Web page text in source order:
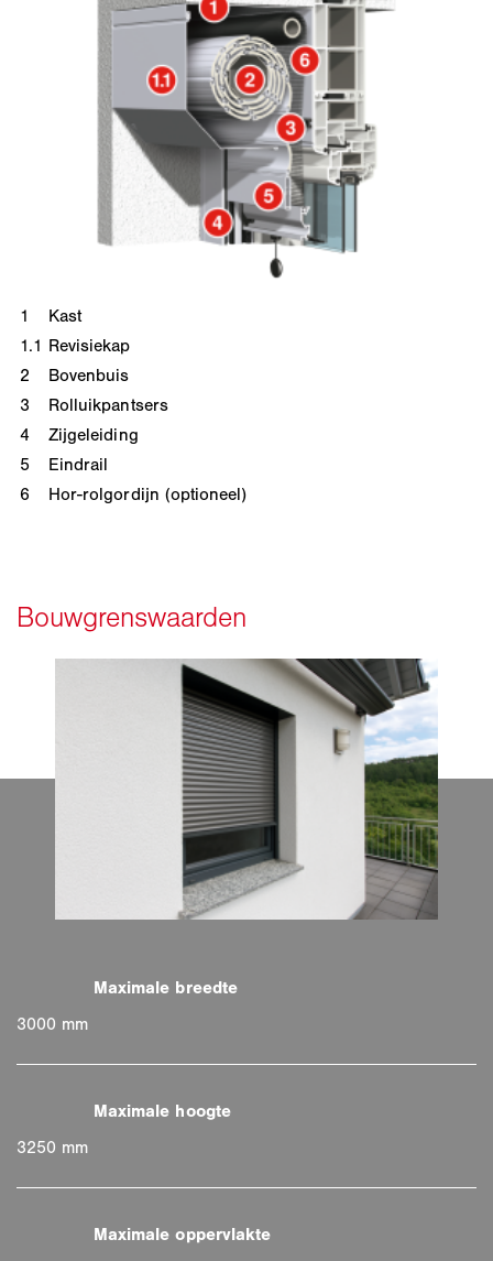
1
Kast
1.1 Revisiekap
2
Bovenbuis
3
Rolluikpantsers
4
Zijgeleiding
5
Eindrail
6
Hor-rolgordijn (optioneel)
3000 mm
3250 mm